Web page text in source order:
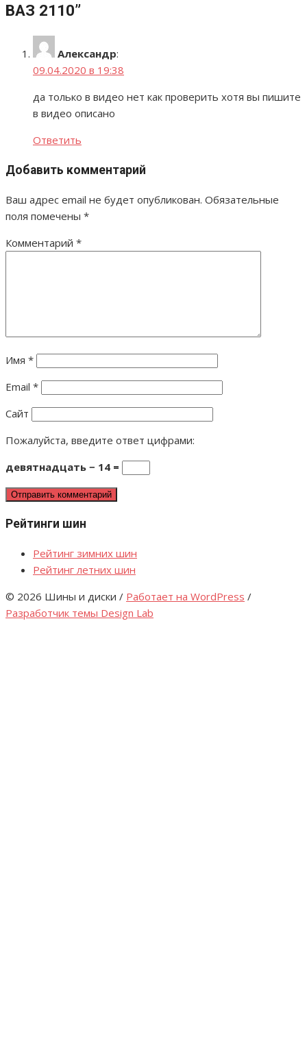
ВАЗ 2110”
Александр:
09.04.2020 в 19:38
да только в видео нет как проверить хотя вы пишите
в видео описано
Ответить
Добавить комментарий
Ваш адрес email не будет опубликован. Обязательные
поля помечены *
Комментарий *
Имя *
Email *
Сайт
Пожалуйста, введите ответ цифрами:
девятнадцать − 14 =
Рейтинги шин
Рейтинг зимних шин
Рейтинг летних шин
© 2026 Шины и диски / Работает на WordPress /
Разработчик темы Design Lab